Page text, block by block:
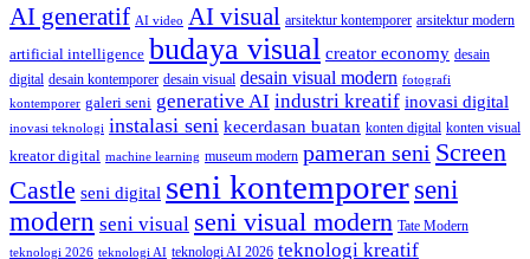
AI generatif AI video AI visual arsitektur kontemporer arsitektur modern
artificial intelligence budaya visual creator economy desain
digital desain kontemporer desain visual desain visual modern fotografi
kontemporer galeri seni generative AI industri kreatif inovasi digital
inovasi teknologi instalasi seni kecerdasan buatan konten digital konten visual
kreator digital machine learning museum modern pameran seni Screen
Castle seni digital seni kontemporer seni
modern seni visual seni visual modern Tate Modern
teknologi 2026 teknologi AI teknologi AI 2026 teknologi kreatif